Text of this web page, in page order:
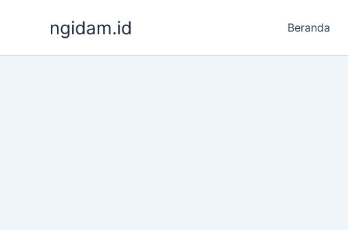
ngidam.id Beranda